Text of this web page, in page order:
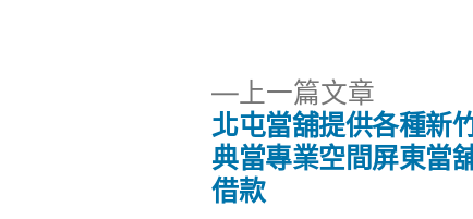
上一篇文章
一
篇
北屯當舖提供各種新
典當專業空間屏東當
借款